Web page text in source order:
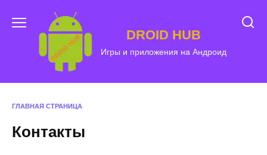
содержанию
DROID HUB
Игры и приложения на Андроид
ГЛАВНАЯ СТРАНИЦА
Контакты